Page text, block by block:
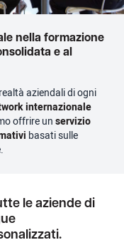
nella formazione
e al
aziendali di ogni
internazionale
offrire un servizio
basati sulle
le aziende di